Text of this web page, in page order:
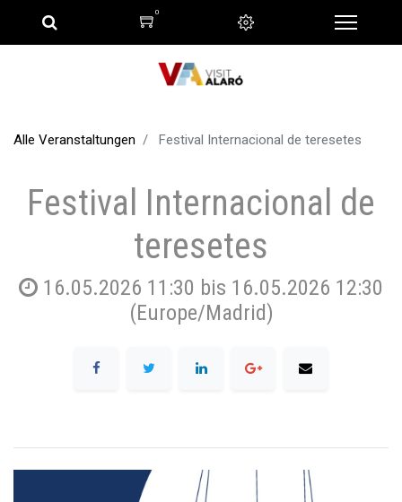
0
Alle Veranstaltungen Festival Internacional de teresetes
Festival Internacional de
teresetes
16.05.2026 11:30 bis 16.05.2026 12:30
(Europe/Madrid)